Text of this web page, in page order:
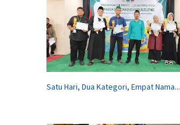
Satu Hari, Dua Kategori, Empat Nama...